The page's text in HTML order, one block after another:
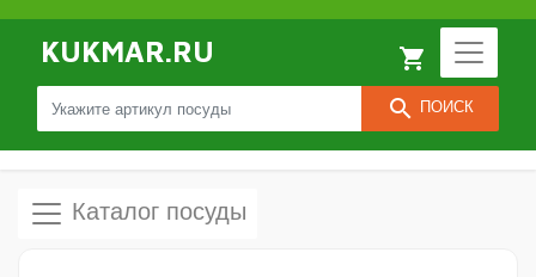
KUKMAR.RU
search ПОИСК
local_grocery_store
Каталог посуды